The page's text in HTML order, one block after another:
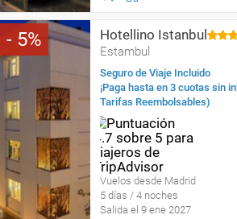
5 Hotellino Istanbul
Estambul
Seguro de Viaje Incluido
¡Paga hasta en 3 cuotas sin
Tarifas Reembolsables)
Vuelos desde Madrid
5 días / 4 noches
Salida el 9 ene 2027